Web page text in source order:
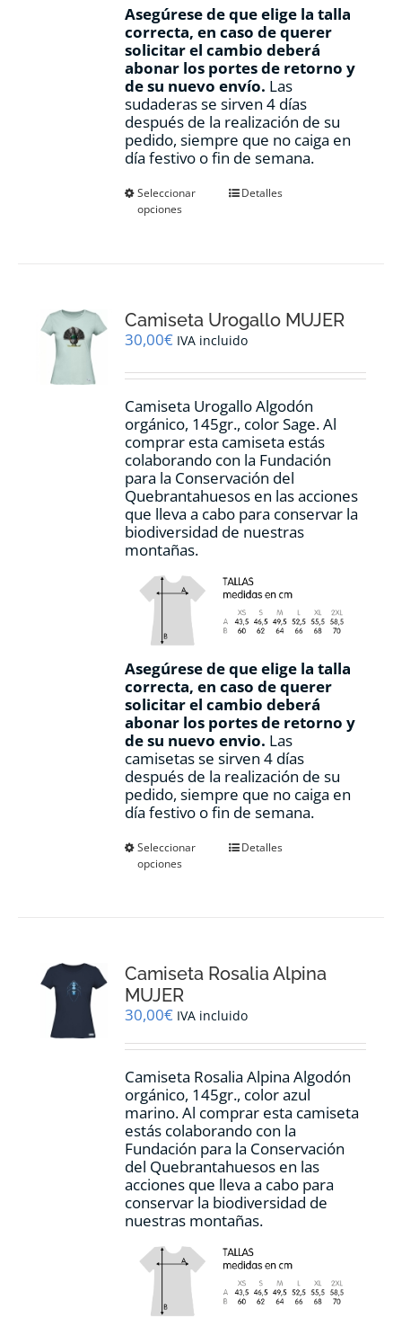
Asegúrese de que elige la talla
correcta, en caso de querer
solicitar el cambio deberá
abonar los portes de retorno y
de su nuevo envío. Las
sudaderas se sirven 4 días
después de la realización de su
pedido, siempre que no caiga en
día festivo o fin de semana.
Seleccionar
opciones
Este
se
pueden
en
página
de
producto
Detalles
Camiseta Urogallo MUJER
30,00€ IVA incluido
Camiseta Urogallo Algodón
orgánico, 145gr., color Sage. Al
comprar esta camiseta estás
colaborando con la Fundación
para la Conservación del
Quebrantahuesos en las acciones
que lleva a cabo para conservar la
biodiversidad de nuestras
montañas.
Asegúrese de que elige la talla
correcta, en caso de querer
solicitar el cambio deberá
abonar los portes de retorno y
de su nuevo envio. Las
camisetas se sirven 4 días
después de la realización de su
pedido, siempre que no caiga en
día festivo o fin de semana.
Seleccionar
opciones
Este
se
elegir
la
de
producto
Detalles
Camiseta Rosalia Alpina
MUJER
30,00€ IVA incluido
Camiseta Rosalia Alpina Algodón
orgánico, 145gr., color azul
marino. Al comprar esta camiseta
estás colaborando con la
Fundación para la Conservación
del Quebrantahuesos en las
acciones que lleva a cabo para
conservar la biodiversidad de
nuestras montañas.